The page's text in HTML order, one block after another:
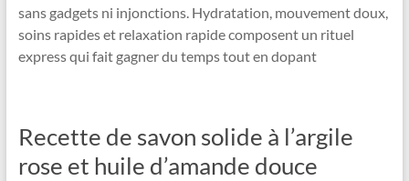
sans gadgets ni injonctions. Hydratation, mouvement doux,
soins rapides et relaxation rapide composent un rituel
express qui fait gagner du temps tout en dopant
Recette de savon solide à l’argile
rose et huile d’amande douce